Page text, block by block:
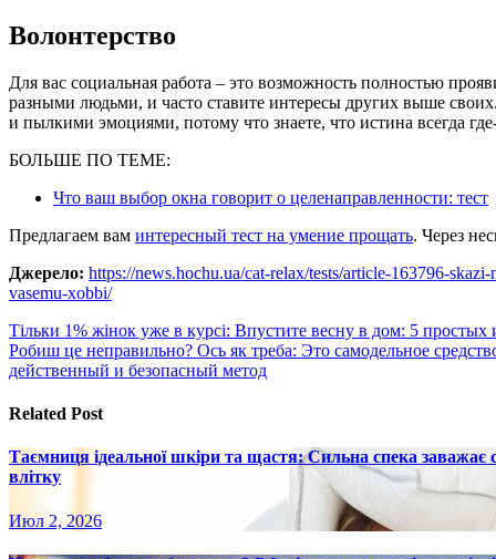
Волонтерство
Для вас социальная работа – это возможность полностью
разными людьми, и часто ставите интересы других выше
и пылкими эмоциями, потому что знаете, что истина всегда
БОЛЬШЕ ПО ТЕМЕ:
Что ваш выбор окна говорит о целенаправленности: тест
Предлагаем вам интересный тест на умение прощать. Через
Джерело: https://news.hochu.ua/cat-relax/tests/article-163796-
vasemu-xobbi/
Навигация
по
Тільки 1% жінок уже в курсі: Впустите весну в дом: 5
Робиш це неправильно? Ось як треба: Это самодельное
действенный и безопасный метод
Related Post
Таємниця ідеальної шкіри та щастя: Сильна спека
влітку
Июл 2, 2026